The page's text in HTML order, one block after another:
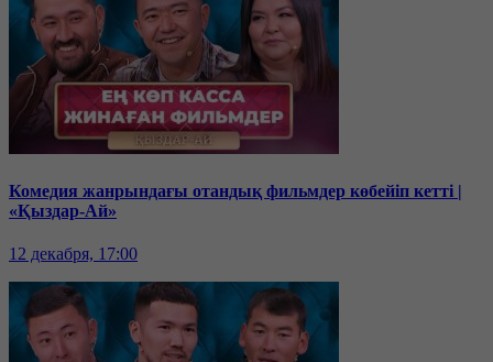
Комедия жанрындағы отандық фильмдер көбейіп кетті |
«Қыздар-Ай»
12 декабря, 17:00